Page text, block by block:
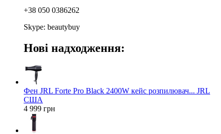
+38 050 0386262
Skype: beautybuy
Нові надходження:
Фен JRL Forte Pro Black 2400W кейс розпилювач... JRL
США
4 999 грн